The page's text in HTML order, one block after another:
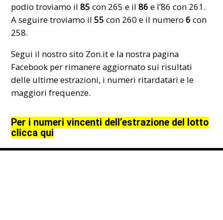
podio troviamo il85 con 265 e il86 e l’86 con 261.
A seguire troviamo il55con 260 e il numero6 con
258.
Segui il nostro sito Zon.it e la nostra pagina
Facebook per rimanere aggiornato sui risultati
delle ultime estrazioni, i numeri ritardatari e le
maggiori frequenze.
Per i numeri vincenti dell’estrazione del lotto
clicca qui